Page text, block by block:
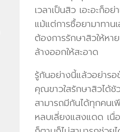
เวลาเป็นสิว เอะอะก็อ
แม้แต่การซื้อยามาทา
ต้องการรักษาสิวให้ห
ล้างออกให้สะอาด
รู้กันอย่างนี้แล้วอย่ารอ
คุณขาวใสรักษาสิวได้
สามารถมีกันได้ทุกคน
หลบเลี่ยงแสงแดด เ